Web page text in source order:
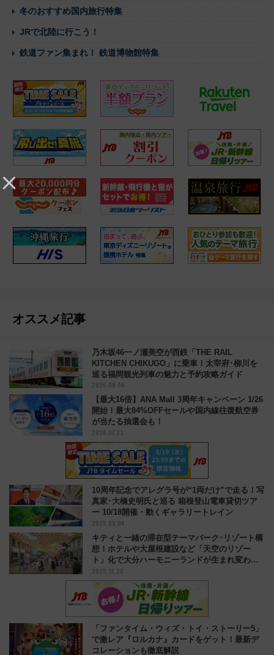
冬のおすすめ国内旅行特集
JRで北陸に行こう！
鉄道ファン集まれ！ 鉄道博物館特集
オススメ記事
乃木坂46一ノ瀬美空が西鉄「THE RAIL
KITCHEN CHIKUGO」に乗車！太宰府･柳川を
巡る福岡観光列車の魅力と予約攻略ガイド
2026.08.06
【最大16倍】ANA Mall 3周年キャンペーン 1/26
開始！最大84%OFFセールや国内線往復航空券
が当たる抽選会も！
2026.01.23
10周年記念でアレグラ号が“1両だけ”で走る！写
真家･大橋史明氏と巡る 箱根登山電車貸切ツア
ー 10/18開催・動くギャラリートレイン
2025.09.04
キティと一緒の滞在型テーマパーク･リゾート構
想！ホテルや大屋根建設など「天空のリゾー
ト」化で大分ハーモニーランドが生まれ変わ
る！
2025.12.20
「ファンタイム・ウィズ・トイ・ストーリー5」
で激レア『ロルカナ』カードをゲット！最新デ
コレーションも徹底解説